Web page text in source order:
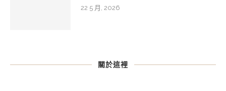
22 5 月, 2026
關於這裡